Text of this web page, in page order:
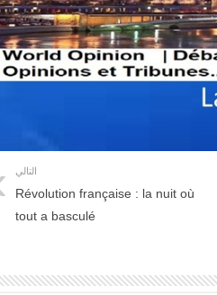
التالي
Révolution française : la nuit où
tout a basculé